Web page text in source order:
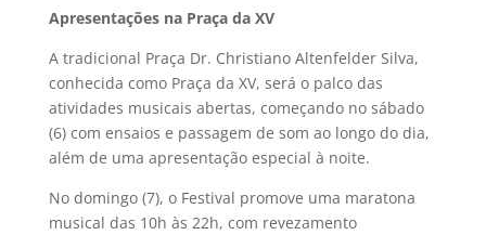
Apresentações na Praça da XV
A tradicional Praça Dr. Christiano Altenfelder Silva,
conhecida como Praça da XV, será o palco das
atividades musicais abertas, começando no sábado
(6) com ensaios e passagem de som ao longo do dia,
além de uma apresentação especial à noite.
No domingo (7), o Festival promove uma maratona
musical das 10h às 22h, com revezamento